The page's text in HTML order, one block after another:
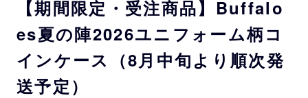
【期間限定・受注商品】Buffalo
es夏の陣2026ユニフォーム柄コ
インケース（8月中旬より順次発
送予定）